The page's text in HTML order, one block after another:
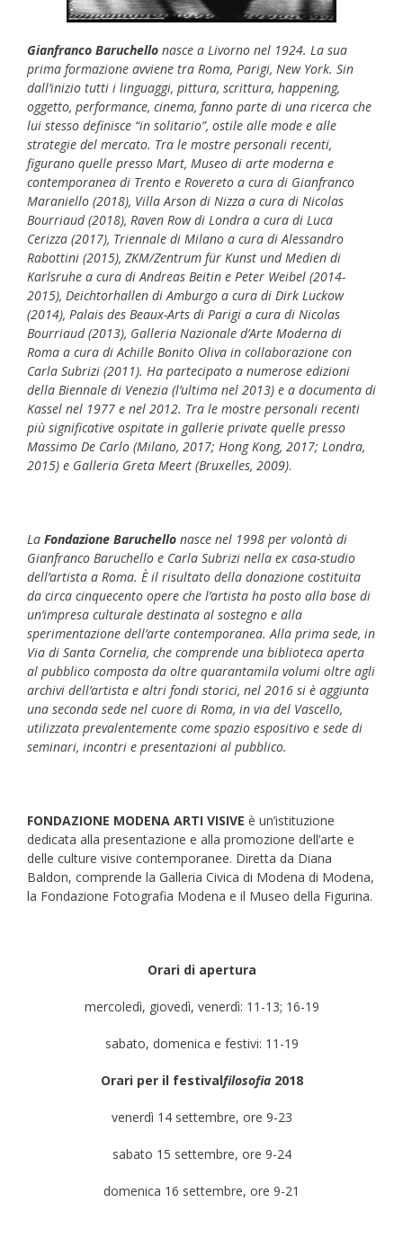
Gianfranco Baruchello nasce a Livorno nel 1924. La sua
prima formazione avviene tra Roma, Parigi, New York. Sin
dall’inizio tutti i linguaggi, pittura, scrittura, happening,
oggetto, performance, cinema, fanno parte di una ricerca che
lui stesso definisce “in solitario”, ostile alle mode e alle
strategie del mercato. Tra le mostre personali recenti,
figurano quelle presso Mart, Museo di arte moderna e
contemporanea di Trento e Rovereto a cura di Gianfranco
Maraniello (2018), Villa Arson di Nizza a cura di Nicolas
Bourriaud (2018), Raven Row di Londra a cura di Luca
Cerizza (2017), Triennale di Milano a cura di Alessandro
Rabottini (2015), ZKM/Zentrum für Kunst und Medien di
Karlsruhe a cura di Andreas Beitin e Peter Weibel (2014-
2015), Deichtorhallen di Amburgo a cura di Dirk Luckow
(2014), Palais des Beaux-Arts di Parigi a cura di Nicolas
Bourriaud (2013), Galleria Nazionale d’Arte Moderna di
Roma a cura di Achille Bonito Oliva in collaborazione con
Carla Subrizi (2011). Ha partecipato a numerose edizioni
della Biennale di Venezia (l’ultima nel 2013) e a documenta di
Kassel nel 1977 e nel 2012. Tra le mostre personali recenti
più significative ospitate in gallerie private quelle presso
Massimo De Carlo (Milano, 2017; Hong Kong, 2017; Londra,
2015) e Galleria Greta Meert (Bruxelles, 2009).
La Fondazione Baruchello nasce nel 1998 per volontà di
Gianfranco Baruchello e Carla Subrizi nella ex casa-studio
dell’artista a Roma. È il risultato della donazione costituita
da circa cinquecento opere che l’artista ha posto alla base di
un’impresa culturale destinata al sostegno e alla
sperimentazione dell’arte contemporanea. Alla prima sede, in
Via di Santa Cornelia, che comprende una biblioteca aperta
al pubblico composta da oltre quarantamila volumi oltre agli
archivi dell’artista e altri fondi storici, nel 2016 si è aggiunta
una seconda sede nel cuore di Roma, in via del Vascello,
utilizzata prevalentemente come spazio espositivo e sede di
seminari, incontri e presentazioni al pubblico.
FONDAZIONE MODENA ARTI VISIVE è un’istituzione
dedicata alla presentazione e alla promozione dell’arte e
delle culture visive contemporanee. Diretta da Diana
Baldon, comprende la Galleria Civica di Modena di Modena,
la Fondazione Fotografia Modena e il Museo della Figurina.
Orari di apertura
mercoledì, giovedì, venerdì: 11-13; 16-19
sabato, domenica e festivi: 11-19
Orari per il festivalfilosofia 2018
venerdì 14 settembre, ore 9-23
sabato 15 settembre, ore 9-24
domenica 16 settembre, ore 9-21